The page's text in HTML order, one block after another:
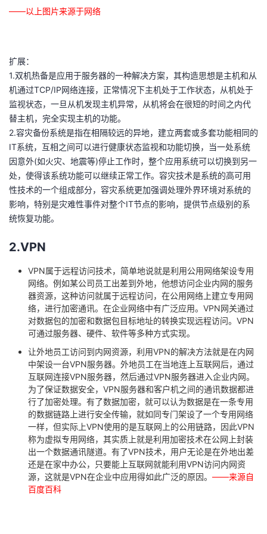
——以上图片来源于网络
扩展：
1.双机热备是应用于服务器的一种解决方案，其构造思想是主机和从
机通过TCP/IP网络连接，正常情况下主机处于工作状态，从机处于
监视状态，一旦从机发现主机异常，从机将会在很短的时间之内代
替主机，完全实现主机的功能。
2.容灾备份系统是指在相隔较远的异地，建立两套或多套功能相同的
IT系统，互相之间可以进行健康状态监视和功能切换，当一处系统
因意外(如火灾、地震等)停止工作时，整个应用系统可以切换到另一
处，使得该系统功能可以继续正常工作。容灾技术是系统的高可用
性技术的一个组成部分，容灾系统更加强调处理外界环境对系统的
影响，特别是灾难性事件对整个IT节点的影响，提供节点级别的系
统恢复功能。
2.VPN
VPN属于远程访问技术，简单地说就是利用公用网络架设专用
网络。例如某公司员工出差到外地，他想访问企业内网的服务
器资源，这种访问就属于远程访问，在公用网络上建立专用网
络，进行加密通讯。在企业网络中有广泛应用。VPN网关通过
对数据包的加密和数据包目标地址的转换实现远程访问。VPN
可通过服务器、硬件、软件等多种方式实现。
让外地员工访问到内网资源，利用VPN的解决方法就是在内网
中架设一台VPN服务器。外地员工在当地连上互联网后，通过
互联网连接VPN服务器，然后通过VPN服务器进入企业内网。
为了保证数据安全，VPN服务器和客户机之间的通讯数据都进
行了加密处理。有了数据加密，就可以认为数据是在一条专用
的数据链路上进行安全传输，就如同专门架设了一个专用网络
一样，但实际上VPN使用的是互联网上的公用链路，因此VPN
称为虚拟专用网络，其实质上就是利用加密技术在公网上封装
出一个数据通讯隧道。有了VPN技术，用户无论是在外地出差
还是在家中办公，只要能上互联网就能利用VPN访问内网资
源，这就是VPN在企业中应用得如此广泛的原因。 ——来源自
百度百科